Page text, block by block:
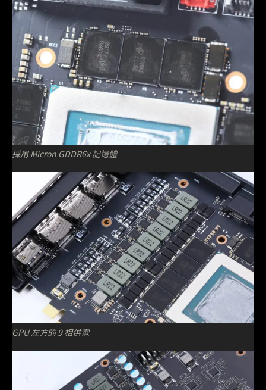
採用 Micron GDDR6x 記憶體
GPU 左方的 9 相供電